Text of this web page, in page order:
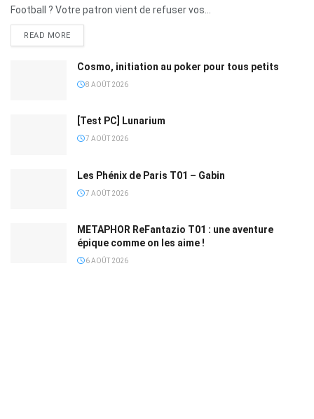
Football ? Votre patron vient de refuser vos...
READ MORE
Cosmo, initiation au poker pour tous petits
8 AOÛT 2026
[Test PC] Lunarium
7 AOÛT 2026
Les Phénix de Paris T01 – Gabin
7 AOÛT 2026
METAPHOR ReFantazio T01 : une aventure
épique comme on les aime !
6 AOÛT 2026